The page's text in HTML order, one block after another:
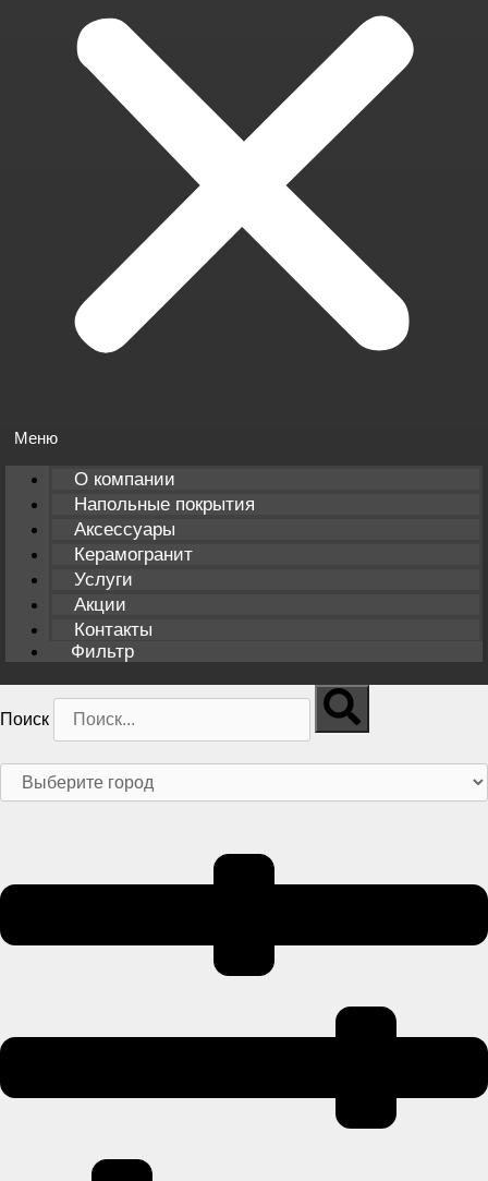
О компании
Напольные покрытия
Аксессуары
Керамогранит
Услуги
Акции
Контакты
Фильтр
Поиск